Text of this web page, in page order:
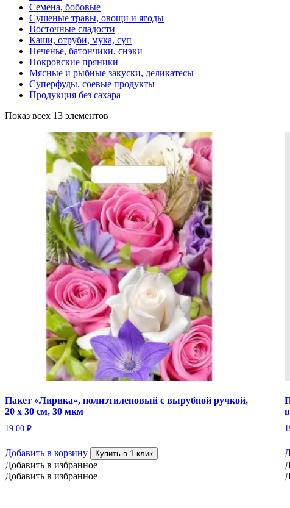
Семена, бобовые
Сушеные травы, овощи и ягоды
Восточные сладости
Каши, отруби, мука, суп
Печенье, батончики, снэки
Покровские пряники
Мясные и рыбные закуски, деликатесы
Суперфуды, соевые продукты
Продукция без сахара
Показ всех 13 элементов
Пакет «Лирика», полиэтиленовый с вырубной ручкой,
20 х 30 см, 30 мкм
19.00 ₽
Добавить в корзину Купить в 1 клик
Добавить в избранное
Добавить в избранное